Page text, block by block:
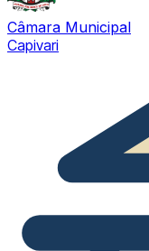
Câmara Municipal
Capivari